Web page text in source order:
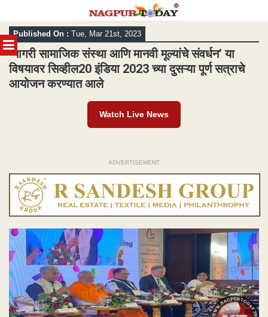
MENU
Skip
to
content
Published On : Tue, Mar 21st, 2023
‘नागरी सामाजिक संस्था आणि मानवी मूल्यांचे संवर्धन’ या
विषयावर सिव्हील20 इंडिया 2023 च्या दुसऱ्या पूर्ण सत्राचे
आयोजन करण्यात आले
Watch Live News
ADVERTISEMENT